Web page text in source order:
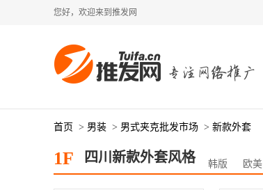
您好，欢迎来到推发网
首页 > 男装 > 男式夹克批发市场 > 新款外套
1F 四川新款外套风格 韩版 欧美
日式
名媛